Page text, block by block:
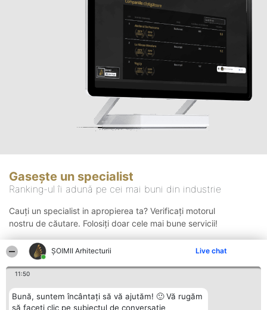
ȘOIMII Arhitecturii Live chat
11:50
Bună, suntem încântați să vă ajutăm! 🙂 Vă rugăm
să faceți clic pe subiectul de conversație
Gasește un specialist
Ranking-ul îi adună pe cei mai buni din industrie
Cauți un specialist in apropierea ta? Verificați motorul
nostru de căutare. Folosiți doar cele mai bune servicii!